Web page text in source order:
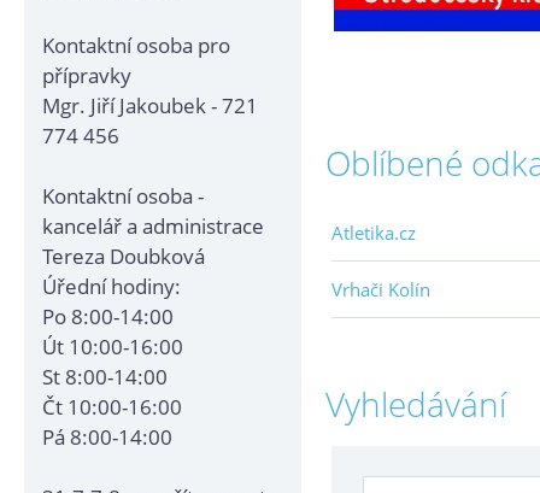
Kontaktní osoba pro
přípravky
Mgr. Jiří Jakoubek - 721
774 456
Kontaktní osoba -
kancelář a administrace
Tereza Doubková
Úřední hodiny:
Po 8:00-14:00
Út 10:00-16:00
St 8:00-14:00
Čt 10:00-16:00
Pá 8:00-14:00
Oblíbené
Atletika.cz
Vrhači Kolín
Vyhledávání